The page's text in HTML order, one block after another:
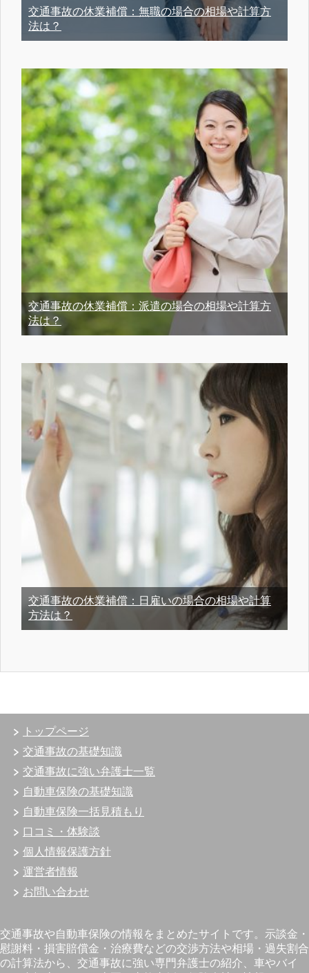
交通事故の休業補償：無職の場合の相場や計算方
法は？
交通事故の休業補償：派遣の場合の相場や計算方
法は？
交通事故の休業補償：日雇いの場合の相場や計算
方法は？
トップページ
交通事故の基礎知識
交通事故に強い弁護士一覧
自動車保険の基礎知識
自動車保険一括見積もり
口コミ・体験談
個人情報保護方針
運営者情報
お問い合わせ
交通事故や自動車保険の情報をまとめたサイトです。示談金・
慰謝料・損害賠償金・治療費などの交渉方法や相場・過失割合
の計算法から、交通事故に強い専門弁護士の紹介、車やバイ